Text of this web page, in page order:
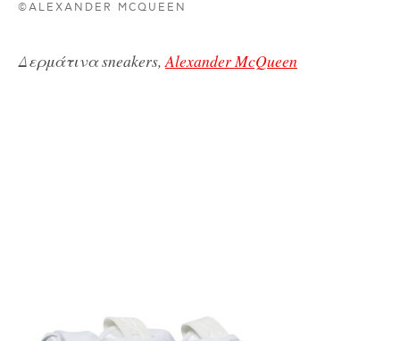
©ALEXANDER MCQUEEN
Δερμάτινα sneakers, Alexander McQueen